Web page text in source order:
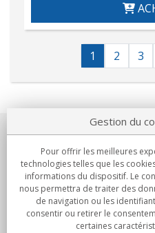
1 2 3
Notre société
Engagements
Achats
Gestion du
Pour offrir les meilleures
technologies telles que les
informations du dispositif. Le
nous permettra de traiter des
de navigation ou les
consentir ou retirer le
certaines